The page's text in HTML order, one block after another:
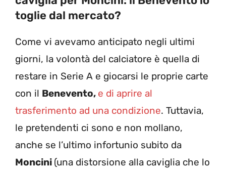
toglie dal mercato?
Come vi avevamo anticipato negli ultimi
giorni, la volontà del calciatore è quella di
restare in Serie A e giocarsi le proprie carte
con il Benevento, e di aprire al
trasferimento ad una condizione. Tuttavia,
le pretendenti ci sono e non mollano,
anche se l’ultimo infortunio subito da
Moncini (una distorsione alla caviglia che lo